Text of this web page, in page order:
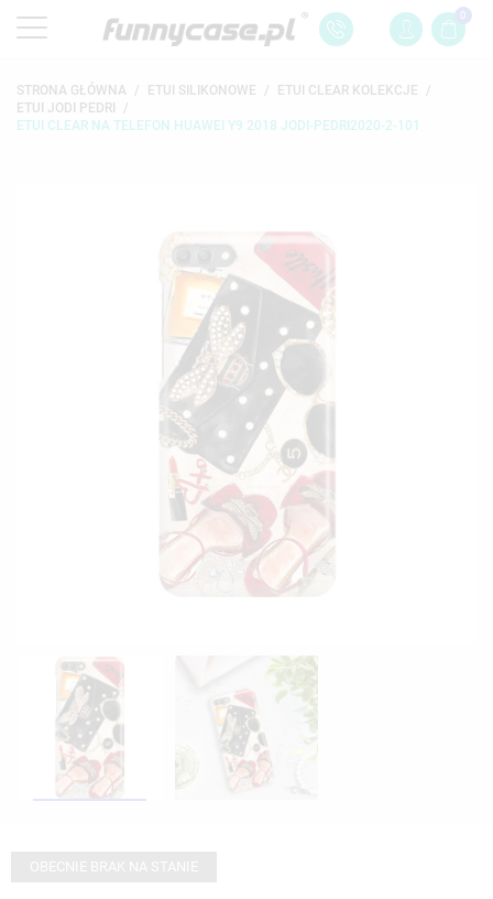
0
STRONA GŁÓWNA ETUI SILIKONOWE
ETUI CLEAR KOLEKCJE
ETUI JODI PEDRI
ETUI CLEAR NA TELEFON HUAWEI Y9 2018 JODI-PEDRI2020-2-101